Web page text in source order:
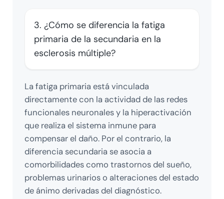
3. ¿Cómo se diferencia la fatiga
primaria de la secundaria en la
esclerosis múltiple?
La fatiga primaria está vinculada
directamente con la actividad de las redes
funcionales neuronales y la hiperactivación
que realiza el sistema inmune para
compensar el daño. Por el contrario, la
diferencia secundaria se asocia a
comorbilidades como trastornos del sueño,
problemas urinarios o alteraciones del estado
de ánimo derivadas del diagnóstico.